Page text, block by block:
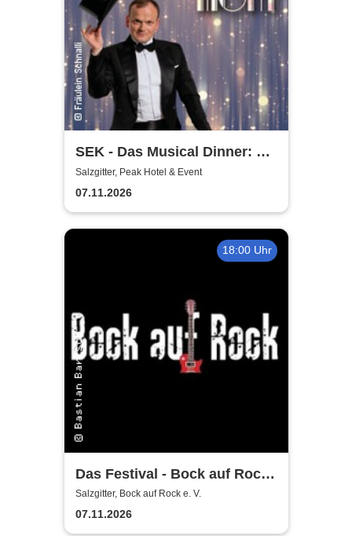
SEK - Das Musical Dinner: A
Broadway Night
Salzgitter, Peak Hotel & Event
07.11.2026
18:00 Uhr
Das Festival - Bock auf Rock
gemeinnütziger e. V.
Salzgitter, Bock auf Rock e. V.
07.11.2026